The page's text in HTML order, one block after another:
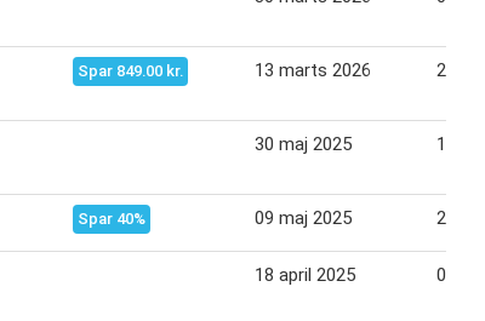
Spar 849.00 kr. 13 marts 2026 26
30 maj 2025 12
Spar 40% 09 maj 2025 22
18 april 2025 01